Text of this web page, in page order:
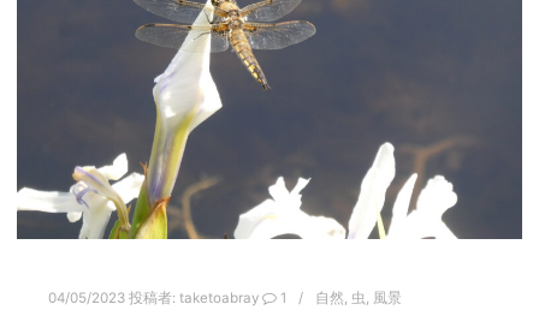
04/05/2023 投稿者: taketoabray 1 自然, 虫, 風景